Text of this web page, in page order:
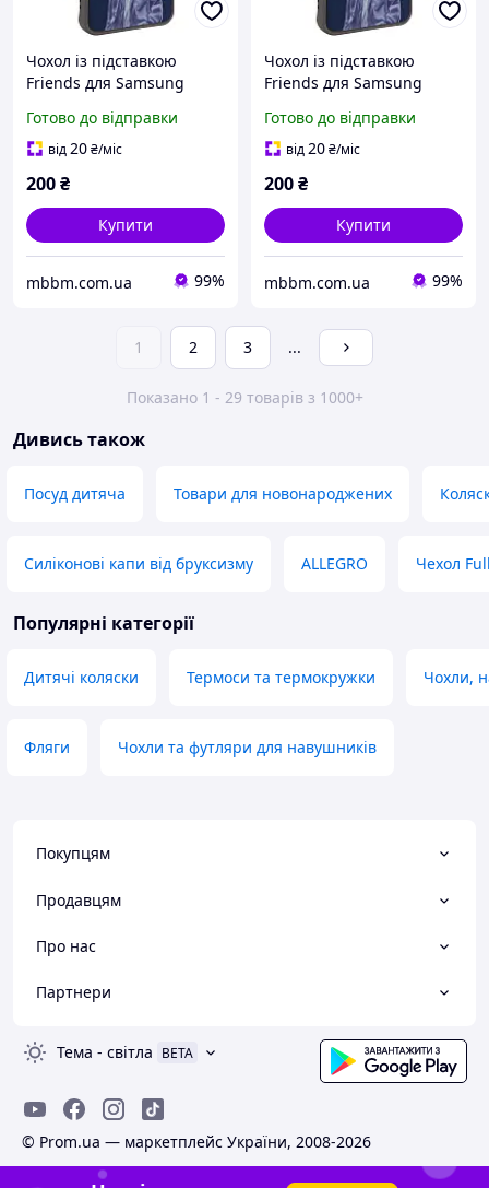
Чохол із підставкою
Friends для Samsung
оригінальною вишивкою
Blue Wolf
Готово до відправки
від20₴/міс
200₴
Купити
mbbm.com.ua 99%
Чохол із підставкою
Friends для Samsung
оригінальною вишивкою
Blue Wolf
Готово до відправки
від20₴/міс
200₴
Купити
mbbm.com.ua 99%
1 2 3 ...
Показано 1 - 29 товарів з 1000+
Дивись також
Посуд дитяча Товари для новонароджених
Силіконові капи від бруксизму ALLEGRO Чехол
Популярні категорії
Дитячі коляски Термоси та термокружки Чохли,
Фляги Чохли та футляри для навушників
Покупцям
Продавцям
Про нас
Партнери
Тема - світла BETA
© Prom.ua — маркетплейс України, 2008-2026